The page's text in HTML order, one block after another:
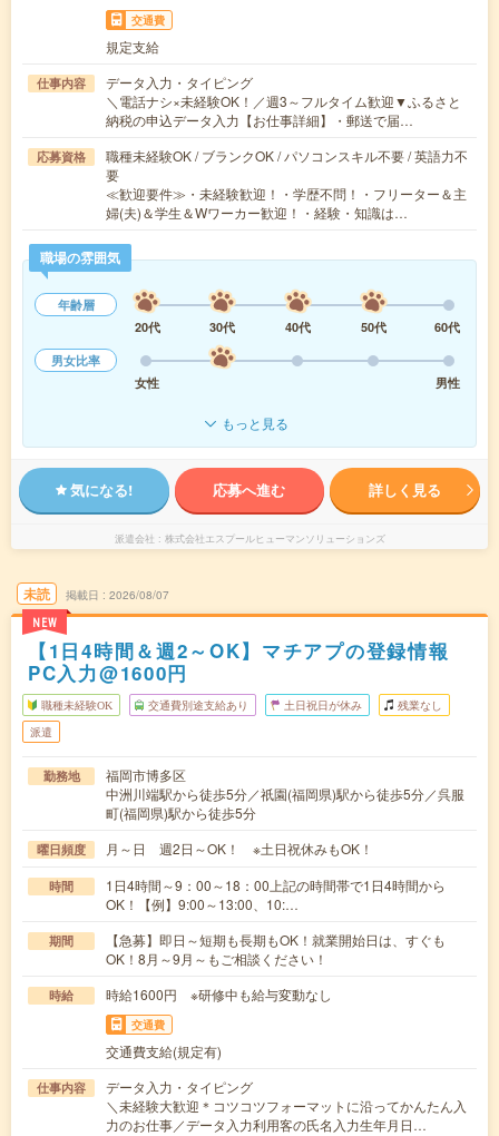
交通費
規定支給
仕事内容
データ入力・タイピング
＼電話ナシ×未経験OK！／週3～フルタイム歓迎▼ふるさと
納税の申込データ入力【お仕事詳細】・郵送で届…
応募資格
職種未経験OK / ブランクOK / パソコンスキル不要 / 英語力不
要
≪歓迎要件≫・未経験歓迎！・学歴不問！・フリーター＆主
婦(夫)＆学生＆Wワーカー歓迎！・経験・知識は…
職場の雰囲気
年齢層
20代
30代 40代 50代
60代
男女比率
女性
男性
もっと見る
気になる! 応募へ進む 詳しく見る
派遣会社 株式会社エスプールヒューマンソリューションズ
未読
NEW
掲載日 2026/08/07
【1日4時間＆週2～OK】マチアプの登録情報
PC入力@1600円
職種未経験OK 交通費別途支給あり 土日祝日が休み 残業なし
派遣
勤務地
福岡市博多区
中洲川端駅から徒歩5分／祇園(福岡県)駅から徒歩5分／呉服
町(福岡県)駅から徒歩5分
曜日頻度 月～日 週2日～OK！ ※土日祝休みもOK！
時間
1日4時間～9：00～18：00上記の時間帯で1日4時間から
OK！【例】9:00～13:00、10:…
期間
【急募】即日～短期も長期もOK！就業開始日は、すぐも
OK！8月～9月～もご相談ください！
時給 時給1600円 ※研修中も給与変動なし
交通費
交通費支給(規定有)
仕事内容
データ入力・タイピング
＼未経験大歓迎＊コツコツフォーマットに沿ってかんたん入
力のお仕事／データ入力利用客の氏名入力生年月日…